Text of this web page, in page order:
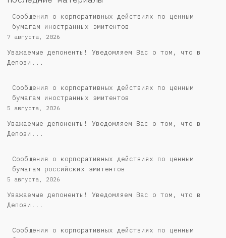
Сообщения о корпоративных действиях по ценным
бумагам иностранных эмитентов
7 августа, 2026
Уважаемые депоненты! Уведомляем Вас о том, что в
Депози...
Сообщения о корпоративных действиях по ценным
бумагам иностранных эмитентов
5 августа, 2026
Уважаемые депоненты! Уведомляем Вас о том, что в
Депози...
Cообщения о корпоративных действиях по ценным
бумагам российских эмитентов
5 августа, 2026
Уважаемые депоненты! Уведомляем Вас о том, что в
Депози...
Сообщения о корпоративных действиях по ценным